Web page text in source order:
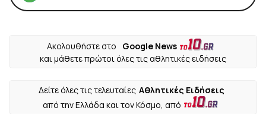
Ακολουθήστε στο
Google News
και μάθετε πρώτοι όλες τις αθλητικές ειδήσεις
Δείτε όλες τις τελευταίες Αθλητικές Ειδήσεις
από την Ελλάδα και τον Κόσμο, από